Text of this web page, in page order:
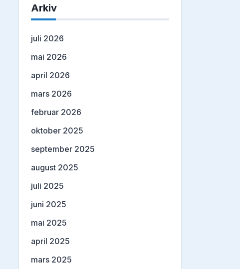
Arkiv
juli 2026
mai 2026
april 2026
mars 2026
februar 2026
oktober 2025
september 2025
august 2025
juli 2025
juni 2025
mai 2025
april 2025
mars 2025